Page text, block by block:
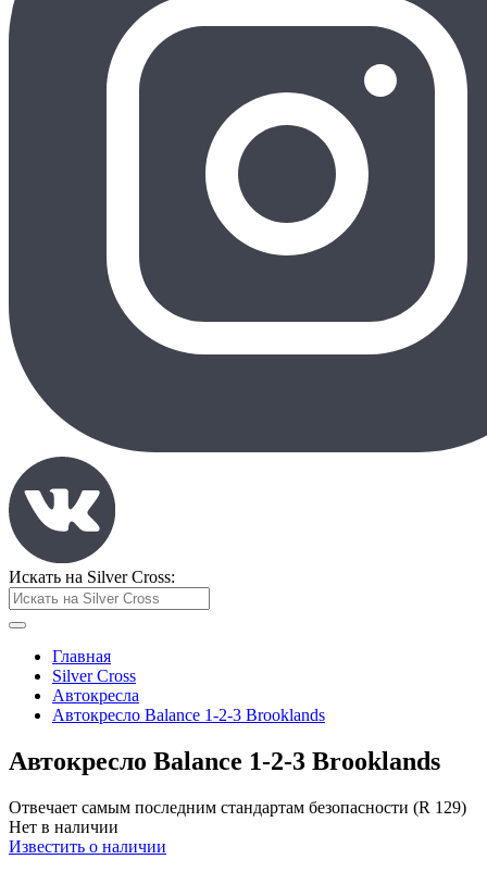
Искать на Silver Cross:
Главная
Silver Cross
Автокресла
Автокресло Balance 1-2-3 Brooklands
Автокресло Balance 1-2-3 Brooklands
Отвечает самым последним стандартам безопасности (R 129)
Нет в наличии
Известить о наличии